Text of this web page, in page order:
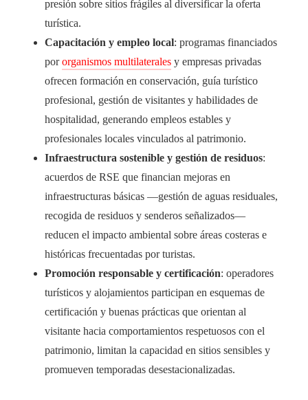
presión sobre sitios frágiles al diversificar la oferta
turística.
Capacitación y empleo local: programas financiados
pororganismos multilaterales y empresas privadas
ofrecen formación en conservación, guía turístico
profesional, gestión de visitantes y habilidades de
hospitalidad, generando empleos estables y
profesionales locales vinculados al patrimonio.
Infraestructura sostenible y gestión de residuos:
acuerdos de RSE que financian mejoras en
infraestructuras básicas —gestión de aguas residuales,
recogida de residuos y senderos señalizados—
reducen el impacto ambiental sobre áreas costeras e
históricas frecuentadas por turistas.
Promoción responsable y certificación: operadores
turísticos y alojamientos participan en esquemas de
certificación y buenas prácticas que orientan al
visitante hacia comportamientos respetuosos con el
patrimonio, limitan la capacidad en sitios sensibles y
promueven temporadas desestacionalizadas.